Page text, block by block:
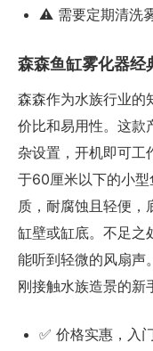
⚠️ 需要定期清洗
森森鱼缸雾化器经
森森作为水族行业的
价比和易用性。这款
杂设置，开机即可工
于60厘米以下的小
质，耐腐蚀且轻便，
缸壁或缸底。不足之
能听到轻微的风扇声
刚接触水族造景的新
✅ 价格实惠，入